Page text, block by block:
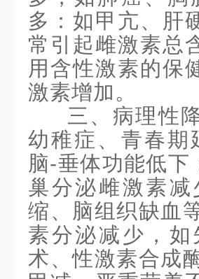
多：如甲亢、肝
常引起雌激素总
用含性激素的保
激素增加。
三、病理性
幼稚症、青春期
脑-垂体功能低下
巢分泌雌激素
缩、脑组织缺血等
素分泌减少，
术、性激素合成